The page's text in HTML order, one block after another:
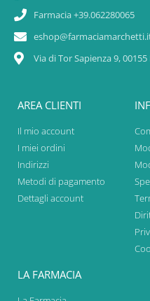
Farmacia +39.062280065
Via di Tor Sapienza 9, 00155
AREA CLIENTI
Il mio account
I miei ordini
Indirizzi
Metodi di pagamento
Dettagli account
LA FARMACIA